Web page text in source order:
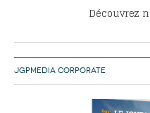
Découvrez
JGPMEDIA CORPORATE